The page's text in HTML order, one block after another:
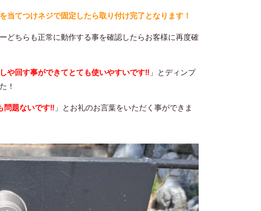
てつけネジで固定したら取り付け完了となります！
どちらも正常に動作する事を確認したらお客様に再度確
や回す事ができてとても使いやすいです‼︎ 」とディンプ
！
問題ないです‼︎ 」とお礼のお言葉をいただく事ができま